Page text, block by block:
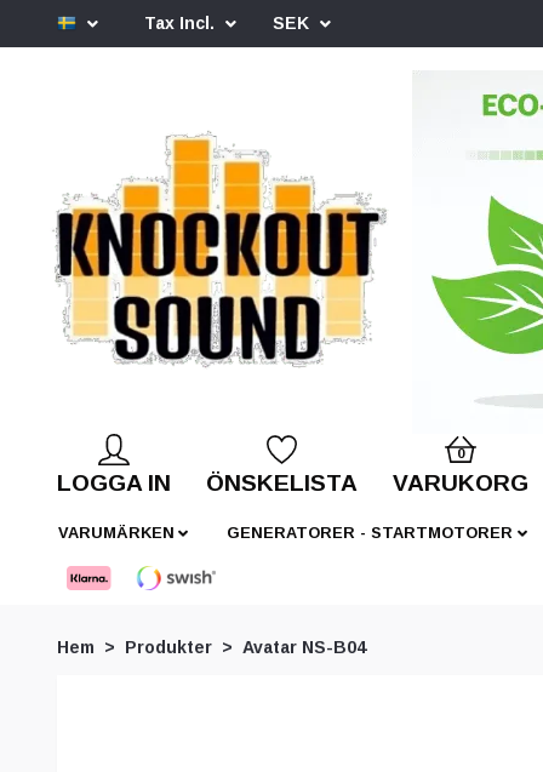
Tax Incl. SEK
LOGGA IN ÖNSKELISTA
0
VARUKORG
VARUMÄRKEN GENERATORER - STARTMOTORER
Hem Produkter Avatar NS-B04